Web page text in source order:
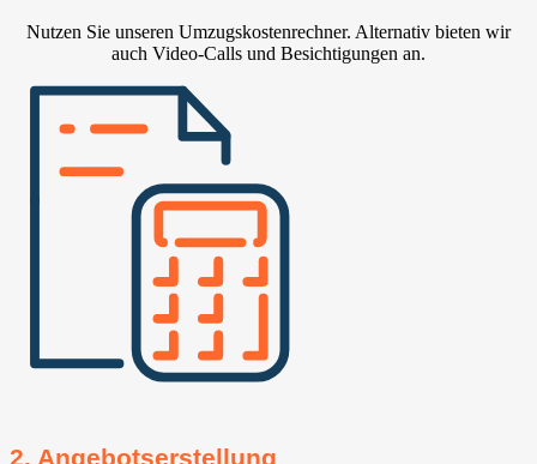
Nutzen Sie unseren Umzugskostenrechner. Alternativ bieten wir
auch Video-Calls und Besichtigungen an.
2. Angebotserstellung